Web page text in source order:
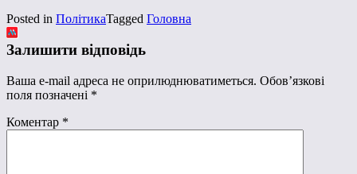
Posted in ПолітикаTagged Головна
Залишити відповідь
Ваша e-mail адреса не оприлюднюватиметься. Обов’язкові
поля позначені *
Коментар *